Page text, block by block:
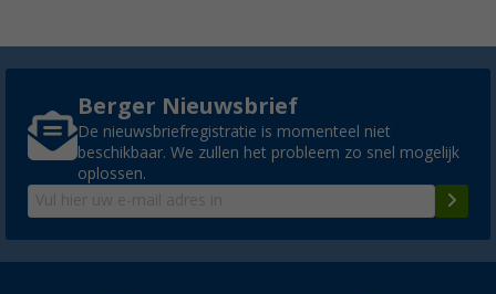
Berger Nieuwsbrief
De nieuwsbriefregistratie is momenteel niet
beschikbaar. We zullen het probleem zo snel mogelijk
oplossen.